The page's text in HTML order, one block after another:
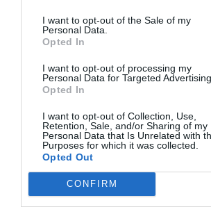
I want to opt-out of the Sale of my
Personal Data.
Opted In
I want to opt-out of processing my
Personal Data for Targeted Advertising.
Opted In
I want to opt-out of Collection, Use,
Retention, Sale, and/or Sharing of my
Personal Data that Is Unrelated with
Purposes for which it was collected.
Opted Out
CONFIRM
Facebook Pinterest
E-post